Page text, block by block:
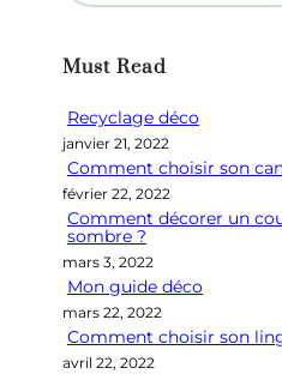
e
c
h
e
Must Read
Recyclage déco
janvier 21, 2022
Comment choisir son
février 22, 2022
Comment décorer un
sombre ?
mars 3, 2022
Mon guide déco
mars 22, 2022
Comment choisir son
avril 22, 2022